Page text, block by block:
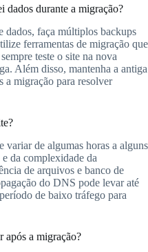
dados durante a migração?
dados, faça múltiplos backups
ferramentas de migração que
teste o site na nova
Além disso, mantenha a antiga
a migração para resolver
variar de algumas horas a alguns
da complexidade da
de arquivos e banco de
do DNS pode levar até
de baixo tráfego para
após a migração?